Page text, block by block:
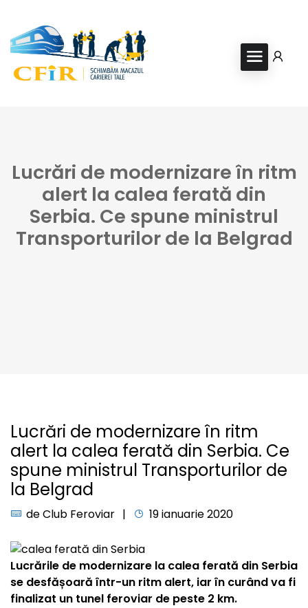
Lucrări de modernizare în ritm
alert la calea ferată din
Serbia. Ce spune ministrul
Transporturilor de la Belgrad
Lucrări de modernizare în ritm
alert la calea ferată din Serbia. Ce
spune ministrul Transporturilor de
la Belgrad
deClub Feroviar 19 ianuarie 2020
Lucrările de modernizare la calea ferată din Serbia
se desfășoară într-un ritm alert, iar în curând va fi
finalizat un tunel feroviar de peste 2 km.